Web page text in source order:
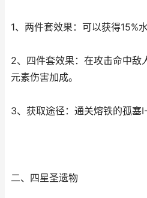
1、两件套效果：可以获得15%
2、四件套效果：在攻击命中敌
元素伤害加成。
3、获取途径：通关熔铁的孤塞
二、四星圣遗物